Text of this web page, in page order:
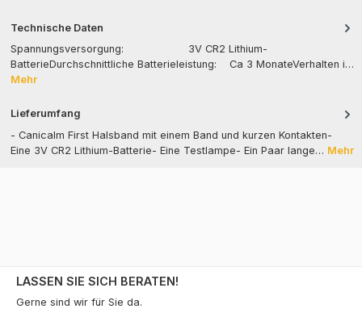
Technische Daten
Spannungsversorgung: 3V CR2 Lithium-
BatterieDurchschnittliche Batterieleistung: Ca 3 MonateVerhalten i…
Mehr
Lieferumfang
- Canicalm First Halsband mit einem Band und kurzen Kontakten-
Eine 3V CR2 Lithium-Batterie- Eine Testlampe- Ein Paar lange… Mehr
LASSEN SIE SICH BERATEN!
Gerne sind wir für Sie da.